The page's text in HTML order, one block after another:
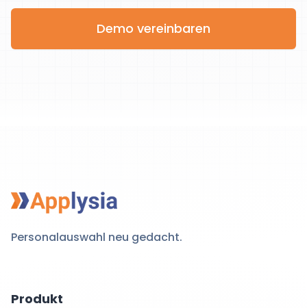
Demo vereinbaren
Personalauswahl neu gedacht.
Produkt